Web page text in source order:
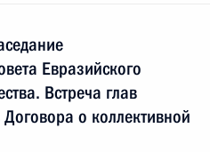
Евразийского
Встреча глав
Договора о коллективной